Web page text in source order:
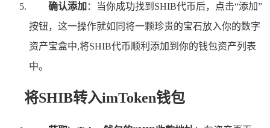
确认添加 ：当你成功找到SHIB代币后，点击“添加”
按钮，这一操作就如同将一颗珍贵的宝石放入你的数字
资产宝盒中,将SHIB代币顺利添加到你的钱包资产列表
中。
将SHIB转入imToken钱包